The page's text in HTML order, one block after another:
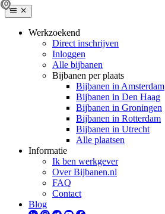
Werkzoekend
Direct inschrijven
Inloggen
Alle bijbanen
Bijbanen per plaats
Bijbanen in Amsterdam
Bijbanen in Den Haag
Bijbanen in Groningen
Bijbanen in Rotterdam
Bijbanen in Utrecht
Alle plaatsen
Informatie
Ik ben werkgever
Over Bijbanen.nl
FAQ
Contact
Blog